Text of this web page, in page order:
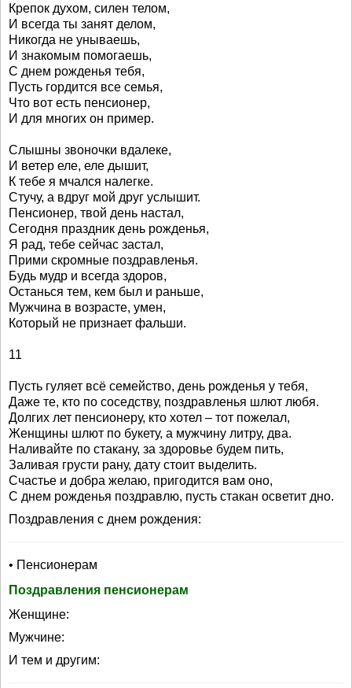
Крепок духом, силен телом,
И всегда ты занят делом,
Никогда не унываешь,
И знакомым помогаешь,
С днем рожденья тебя,
Пусть гордится все семья,
Что вот есть пенсионер,
И для многих он пример.
Слышны звоночки вдалеке,
И ветер еле, еле дышит,
К тебе я мчался налегке.
Стучу, а вдруг мой друг услышит.
Пенсионер, твой день настал,
Сегодня праздник день рожденья,
Я рад, тебе сейчас застал,
Прими скромные поздравленья.
Будь мудр и всегда здоров,
Останься тем, кем был и раньше,
Мужчина в возрасте, умен,
Который не признает фальши.
11
Пусть гуляет всё семейство, день рожденья у тебя,
Даже те, кто по соседству, поздравленья шлют любя.
Долгих лет пенсионеру, кто хотел – тот пожелал,
Женщины шлют по букету, а мужчину литру, два.
Наливайте по стакану, за здоровье будем пить,
Заливая грусти рану, дату стоит выделить.
Счастье и добра желаю, пригодится вам оно,
С днем рожденья поздравлю, пусть стакан осветит дно.
Поздравления с днем рождения:
• Пенсионерам
Поздравления пенсионерам
Женщине:
Мужчине:
И тем и другим: